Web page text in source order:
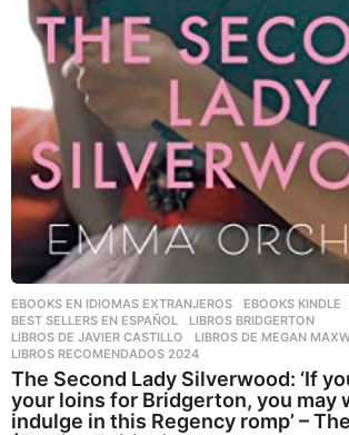
EBOOKS EN IDIOMAS EXTRANJEROS ,EBOOKS KINDLE
BEST SELLERS EN ESPAÑOL
,LIBROS BRIDGERTON
LIBROS DE JAVIER CASTILLO
,LIBROS DE MEGAN
LIBROS RECOMENDADOS 2024
The Second Lady Silverwood: ‘If
your loins for Bridgerton, you may
indulge in this Regency romp’ –